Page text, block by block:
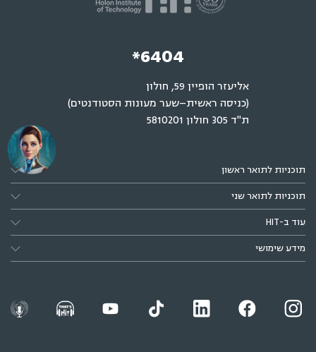
*6404
אליעזר הופיין 59, חולון
(כניסה ראשית–שער מעונות הסטודנטים)
ת"ד 305 חולון 5810201
תוכניות לתואר ראשון
תוכניות לתואר שני
עוד ב-HIT
מידע שימושי